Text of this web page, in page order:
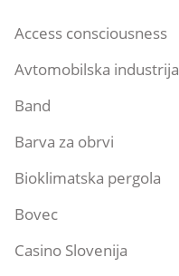
Access consciousness
Avtomobilska industrija
Band
Barva za obrvi
Bioklimatska pergola
Bovec
Casino Slovenija